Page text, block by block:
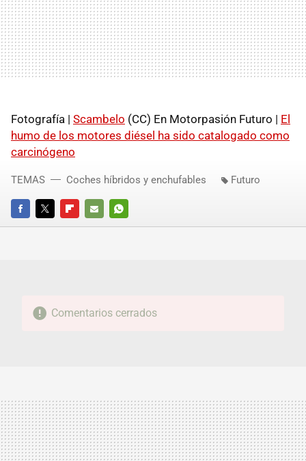
Fotografía | Scambelo (CC) En Motorpasión Futuro | El
humo de los motores diésel ha sido catalogado como
carcinógeno
FACEBOOKTWITTERFLIPBOARD
E-
WHATSAPP
TEMAS Coches híbridos y enchufables Futuro
Comentarios cerrados